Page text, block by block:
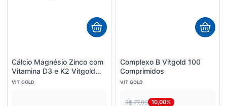
Cálcio Magnésio Zinco com
Vitamina D3 e K2 Vitgold
100 Comprimidos
VIT GOLD
Complexo B Vitgold 100
Comprimidos
VIT GOLD
R$ 77,99 10,00%